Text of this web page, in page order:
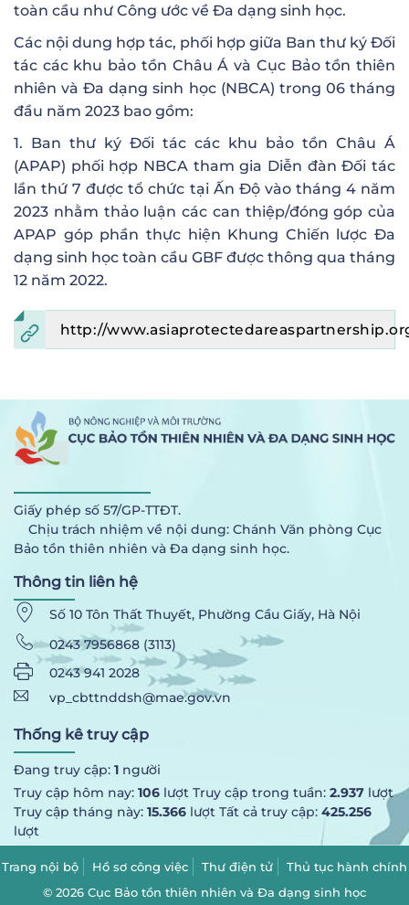
toàn cầu như Công ước về Đa dạng sinh học.
Các nội dung hợp tác, phối hợp giữa Ban thư ký Đối
tác các khu bảo tồn Châu Á và Cục Bảo tồn thiên
nhiên và Đa dạng sinh học (NBCA) trong 06 tháng
đầu năm 2023 bao gồm:
1. Ban thư ký Đối tác các khu bảo tồn Châu Á
(APAP) phối hợp NBCA tham gia Diễn đàn Đối tác
lần thứ 7 được tổ chức tại Ấn Độ vào tháng 4 năm
2023 nhằm thảo luận các can thiệp/đóng góp của
APAP góp phần thực hiện Khung Chiến lược Đa
dạng sinh học toàn cầu GBF được thông qua tháng
12 năm 2022.
http://
Giấy phép số 57/GP-TTĐT.
Chịu trách nhiệm về nội dung: Chánh Văn phòng Cục
Bảo tồn thiên nhiên và Đa dạng sinh học.
Thông tin liên hệ
Số 10 Tôn Thất Thuyết, Phường Cầu Giấy, Hà Nội
0243 7956868 (3113)
0243 941 2028
vp_cbttnddsh@mae.gov.vn
Thống kê truy cập
Đang truy cập: 1 người
Truy cập hôm nay: 106 lượt Truy cập trong tuần: 2.937 lượt
Truy cập tháng này: 15.366 lượt Tất cả truy cập: 425.256
lượt
Trang nội bộ Hồ sơ công việc Thư điện tử
Thủ tục hành chính
© 2026 Cục Bảo tồn thiên nhiên và Đa dạng sinh học